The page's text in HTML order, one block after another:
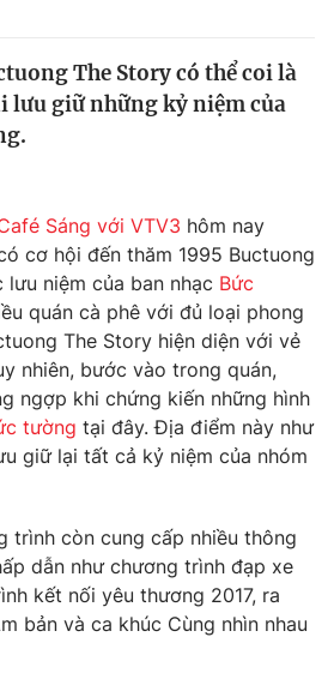
lai
The Story có thể coi là
lưu giữ những kỷ niệm của
Sáng với VTV3 hôm nay
cơ hội đến thăm 1995 Buctuong
niệm của ban nhạc Bức
quán cà phê với đủ loại phong
The Story hiện diện với vẻ
nhiên, bước vào trong quán,
ngợp khi chứng kiến những hình
tường tại đây. Địa điểm này như
giữ lại tất cả kỷ niệm của nhóm
trình còn cung cấp nhiều thông
dẫn như chương trình đạp xe
kết nối yêu thương 2017, ra
bản và ca khúc Cùng nhìn nhau